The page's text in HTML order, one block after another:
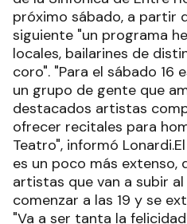
próximo sábado, a partir
siguiente "un programa
locales, bailarines de
coro". "Para el sábado
un grupo de gente que
destacados artistas
ofrecer recitales para
Teatro", informó
es un poco más extenso,
artistas que van a subir al
comenzar a las 19 y se
"Va a ser tanta la